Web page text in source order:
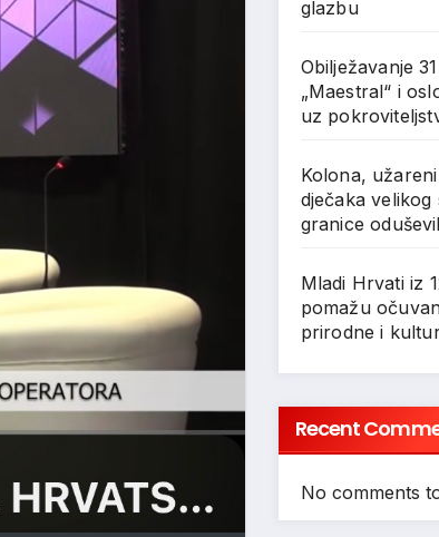
glazbu
Obilježavanje
„Maestral“ i
uz
Kolona,
dječaka velikog
granice
Mladi Hrvati iz
pomažu
prirodne i
Recent
No comments